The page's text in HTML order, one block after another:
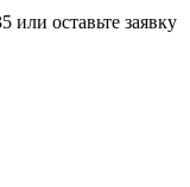
оставьте заявку